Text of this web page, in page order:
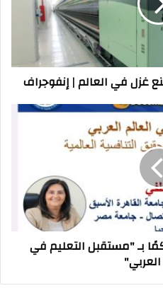
غزل في العالم | إنفوجراف
بـ "مستقبل التعليم في